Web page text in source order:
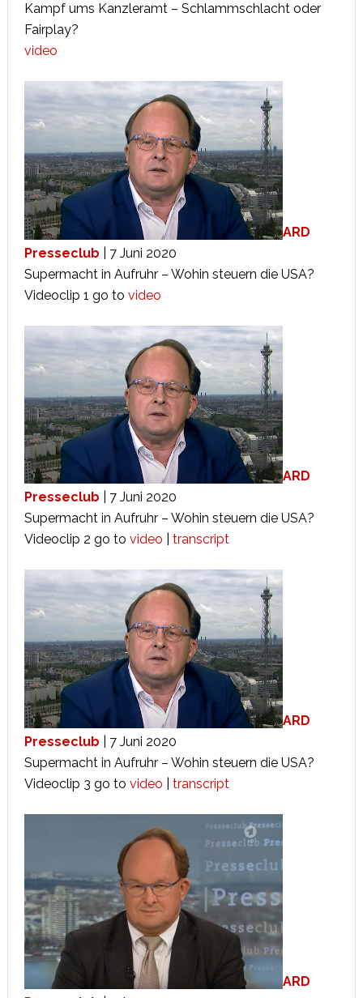
Kampf ums Kanzleramt – Schlammschlacht oder
Fairplay?
video
ARD
Presseclub | 7 Juni 2020
Supermacht in Aufruhr – Wohin steuern die USA?
Videoclip 1 go to video
ARD
Presseclub | 7 Juni 2020
Supermacht in Aufruhr – Wohin steuern die USA?
Videoclip 2 go to video transcript
ARD
Presseclub | 7 Juni 2020
Supermacht in Aufruhr – Wohin steuern die USA?
Videoclip 3 go to video transcript
ARD